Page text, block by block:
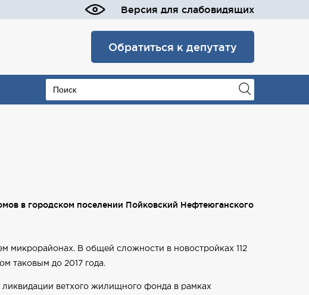
Версия для слабовидящих
Обратиться к депутату
в городском поселении Пойковский Нефтеюганского
микрорайонах. В общей сложности в новостройках 112
таковым до 2017 года.
ветхого жилищного фонда в рамках